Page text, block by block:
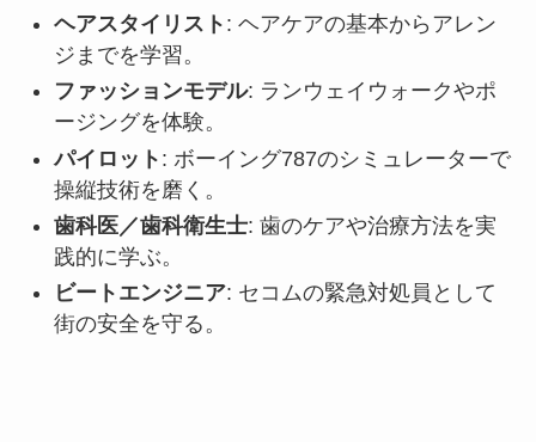
ヘアスタイリスト : ヘアケアの基本からアレン
ジまでを学習。
ファッションモデル: ランウェイウォークやポ
ージングを体験。
パイロット : ボーイング787のシミュレーターで
操縦技術を磨く。
歯科医／歯科衛生士: 歯のケアや治療方法を実
践的に学ぶ。
ビートエンジニア: セコムの緊急対処員として
街の安全を守る。